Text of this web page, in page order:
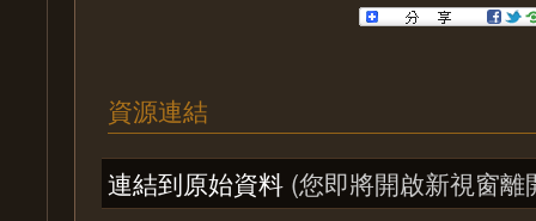
資源連結
連結到原始資料 (您即將開啟新視窗離